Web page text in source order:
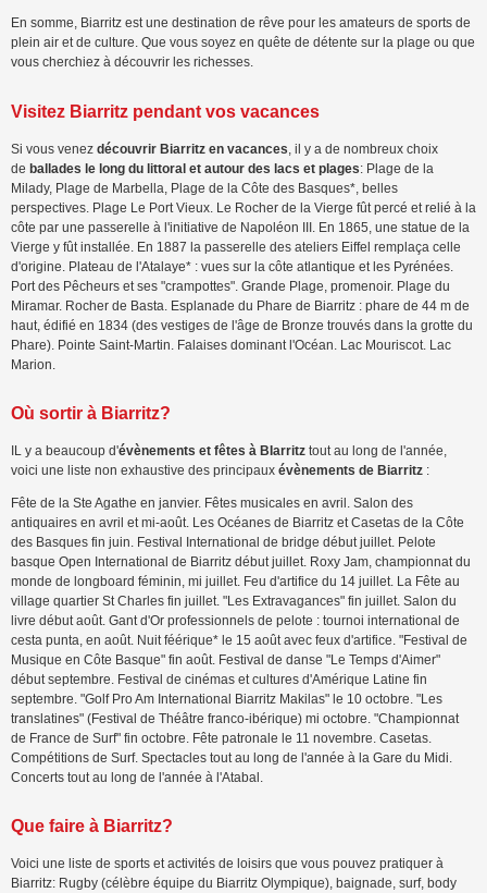
En somme, Biarritz est une destination de rêve pour les amateurs de sports de
plein air et de culture. Que vous soyez en quête de détente sur la plage ou que
vous cherchiez à découvrir les richesses.
Visitez Biarritz pendant vos vacances
Si vous venez découvrir Biarritz en vacances , il y a de nombreux choix
de ballades le long du littoral et autour des lacs et plages: Plage de la
Milady, Plage de Marbella, Plage de la Côte des Basques*, belles
perspectives. Plage Le Port Vieux. Le Rocher de la Vierge fût percé et relié à la
côte par une passerelle à l'initiative de Napoléon III. En 1865, une statue de la
Vierge y fût installée. En 1887 la passerelle des ateliers Eiffel remplaça celle
d'origine. Plateau de l'Atalaye* : vues sur la côte atlantique et les Pyrénées.
Port des Pêcheurs et ses "crampottes". Grande Plage, promenoir. Plage du
Miramar. Rocher de Basta. Esplanade du Phare de Biarritz : phare de 44 m de
haut, édifié en 1834 (des vestiges de l'âge de Bronze trouvés dans la grotte du
Phare). Pointe Saint-Martin. Falaises dominant l'Océan. Lac Mouriscot. Lac
Marion.
Où sortir à Biarritz?
IL y a beaucoup d'évènements et fêtes à BIarritz tout au long de l'année,
voici une liste non exhaustive des principaux évènements de Biarritz :
Fête de la Ste Agathe en janvier. Fêtes musicales en avril. Salon des
antiquaires en avril et mi-août. Les Océanes de Biarritz et Casetas de la Côte
des Basques fin juin. Festival International de bridge début juillet. Pelote
basque Open International de Biarritz début juillet. Roxy Jam, championnat du
monde de longboard féminin, mi juillet. Feu d'artifice du 14 juillet. La Fête au
village quartier St Charles fin juillet. "Les Extravagances" fin juillet. Salon du
livre début août. Gant d'Or professionnels de pelote : tournoi international de
cesta punta, en août. Nuit féérique* le 15 août avec feux d'artifice. "Festival de
Musique en Côte Basque" fin août. Festival de danse "Le Temps d'Aimer"
début septembre. Festival de cinémas et cultures d'Amérique Latine fin
septembre. "Golf Pro Am International Biarritz Makilas" le 10 octobre. "Les
translatines" (Festival de Théâtre franco-ibérique) mi octobre. "Championnat
de France de Surf" fin octobre. Fête patronale le 11 novembre. Casetas.
Compétitions de Surf. Spectacles tout au long de l'année à la Gare du Midi.
Concerts tout au long de l'année à l'Atabal.
Que faire à Biarritz?
Voici une liste de sports et activités de loisirs que vous pouvez pratiquer à
Biarritz: Rugby (célèbre équipe du Biarritz Olympique), baignade, surf, body